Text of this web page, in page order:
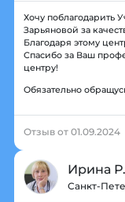
Хочу поблагодарить
Зарьяновой за
Благодаря этому
Спасибо за Ваш
центру!
Обязательно
Отзыв от 01.09.2024
Ирина Р.
Санкт-